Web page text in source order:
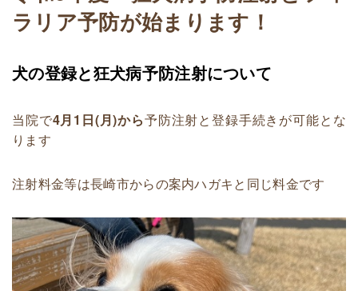
ラリア予防が始まります！
犬の登録と狂犬病予防注射について
当院で4月1日(月)から予防注射と登録手続きが可能とな
ります
注射料金等は長崎市からの案内ハガキと同じ料金です